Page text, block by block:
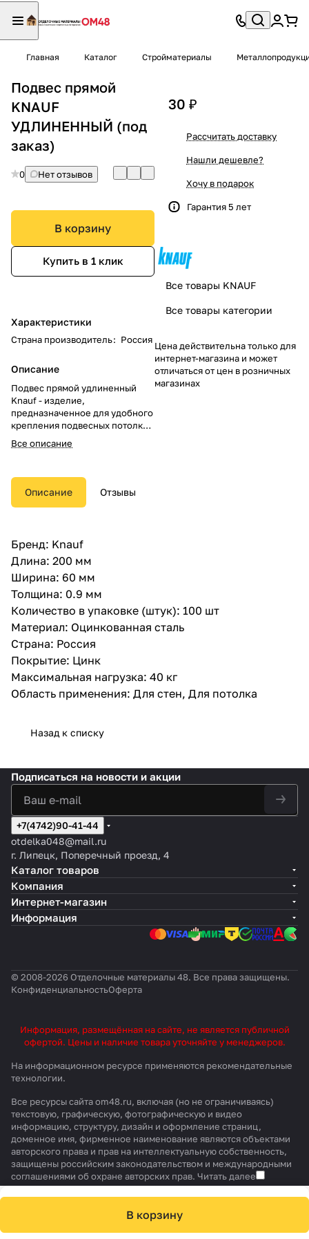
Главная Каталог Стройматериалы
Подвес прямой
KNAUF
УДЛИНЕННЫЙ (под
заказ)
0 Нет отзывов
В корзину
Купить в 1 клик
Характеристики
Страна производитель: Россия
Описание
Подвес прямой удлиненный
Knauf - изделие,
предназначенное для удобного
крепления подвесных потолков
к прочному бетонному
основанию. Длина в 200 мм
потолок ниже, нежели подвес
стандартной длины. Это
позволяет заложить более
преимуществом. Закругленные
края подвеса снижают риск
зацепов и порезов.
Все описание
30 ₽
Рассчитать доставку
Нашли дешевле?
Хочу в подарок
Гарантия 5 лет
Все товары KNAUF
Все товары категории
Цена действительна только для
интернет-магазина и может
отличаться от цен в розничных
магазинах
Описание Отзывы
Бренд: Knauf
Длина: 200 мм
Ширина: 60 мм
Толщина: 0.9 мм
Количество в упаковке (штук): 100 шт
Материал: Оцинкованная сталь
Страна: Россия
Покрытие: Цинк
Максимальная нагрузка: 40 кг
Область применения: Для стен, Для потолка
Назад к списку
В корзину
Подписаться на новости и акции
+7(4742)90-41-44
otdelka048@mail.ru
г. Липецк, Поперечный проезд, 4
Каталог товаров
Компания
Интернет-магазин
Информация
© 2008-2026 Отделочные материалы 48. Все права защищены.
КонфиденциальностьОферта
Информация, размещённая на сайте, не является публичной
офертой. Цены и наличие товара уточняйте у менеджеров.
На информационном ресурсе применяются рекомендательные
технологии.
Все ресурсы сайта om48.ru, включая (но не ограничиваясь)
текстовую, графическую, фотографическую и видео
информацию, структуру, дизайн и оформление страниц,
доменное имя, фирменное наименование являются объектами
авторского права и прав на интеллектуальную собственность,
защищены российским законодательством и международными
соглашениями об охране авторских прав. Читать далее